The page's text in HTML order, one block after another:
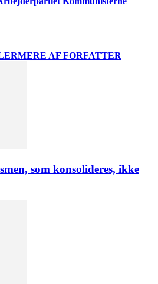
MERE AF FORFATTER
som konsolideres, ikke